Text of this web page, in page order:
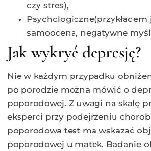
czy stres),
Psychologiczne(przykładem
samoocena, negatywne
Jak wykryć depresję?
Nie w każdym przypadku
po porodzie można mówić o
poporodowej. Z uwagi na skalę
eksperci przy podejrzeniu
poporodowa test ma wskazać
poporodowej u matek. Badanie